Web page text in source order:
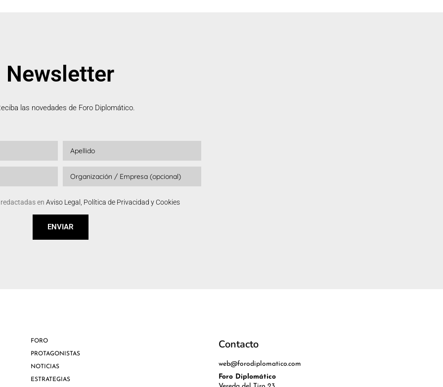
Newsletter
las novedades de Foro Diplomático.
en Aviso Legal, Política de Privacidad y Cookies
ENVIAR
FORO
PROTAGONISTAS
NOTICIAS
ESTRATEGIAS
Contacto
web@forodiplomatico.com
Foro Diplomático